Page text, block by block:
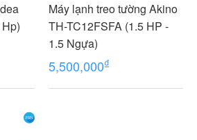
Máy lạnh treo tường Akino
TH-TC12FSFA (1.5 HP -
1.5 Ngựa)
5,500,000₫